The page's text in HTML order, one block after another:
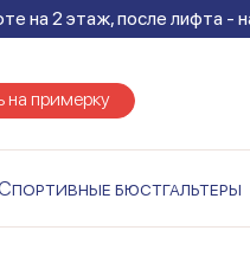
на 2 этаж, после лифта
на примерку
Спортивные бюстгальтеры